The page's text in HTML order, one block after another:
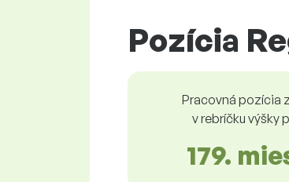
Pozícia
Pracovná pozícia
v rebríčku výšky
179.